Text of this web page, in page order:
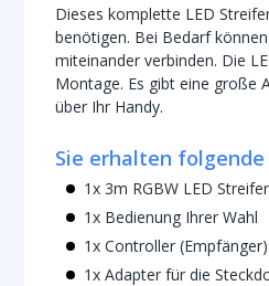
Dieses komplette LED
benötigen. Bei Bedarf
miteinander verbinden. Die
Montage. Es gibt eine große
über Ihr Handy.
Sie erhalten
1x 3m RGBW LED
1x Bedienung Ihrer Wahl
1x Controller (Empfänger)
1x Adapter für die